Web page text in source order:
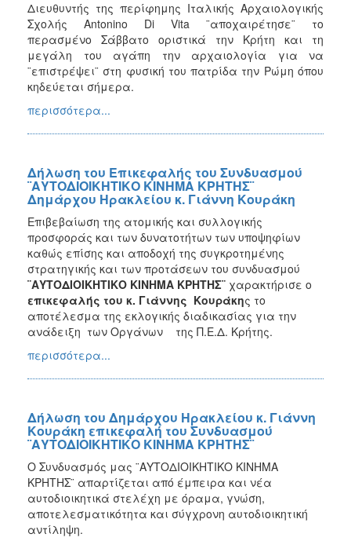
Διευθυντής της περίφημης Ιταλικής Αρχαιολογικής
Σχολής Antonino Di Vita ¨αποχαιρέτησε¨ το
περασμένο Σάββατο οριστικά την Κρήτη και τη
μεγάλη του αγάπη την αρχαιολογία για να
¨επιστρέψει¨ στη φυσική του πατρίδα την Ρώμη όπου
κηδεύεται σήμερα.
περισσότερα...
Δήλωση του Επικεφαλής του Συνδυασμού
¨ΑΥΤΟΔΙΟΙΚΗΤΙΚΟ ΚΙΝΗΜΑ ΚΡΗΤΗΣ¨
Δημάρχου Ηρακλείου κ. Γιάννη Κουράκη
Επιβεβαίωση της ατομικής και συλλογικής
προσφοράς και των δυνατοτήτων των υποψηφίων
καθώς επίσης και αποδοχή της συγκροτημένης
στρατηγικής και των προτάσεων του συνδυασμού
¨ΑΥΤΟΔΙΟΙΚΗΤΙΚΟ ΚΙΝΗΜΑ ΚΡΗΤΗΣ¨ χαρακτήρισε ο
επικεφαλής του κ. Γιάννης Κουράκης το
αποτέλεσμα της εκλογικής διαδικασίας για την
ανάδειξη των Οργάνων της Π.Ε.Δ. Κρήτης.
περισσότερα...
Δήλωση του Δημάρχου Ηρακλείου κ. Γιάννη
Κουράκη επικεφαλή του Συνδυασμού
¨ΑΥΤΟΔΙΟΙΚΗΤΙΚΟ ΚΙΝΗΜΑ ΚΡΗΤΗΣ¨
Ο Συνδυασμός μας ¨ΑΥΤΟΔΙΟΙΚΗΤΙΚΟ ΚΙΝΗΜΑ
ΚΡΗΤΗΣ¨ απαρτίζεται από έμπειρα και νέα
αυτοδιοικητικά στελέχη με όραμα, γνώση,
αποτελεσματικότητα και σύγχρονη αυτοδιοικητική
αντίληψη.